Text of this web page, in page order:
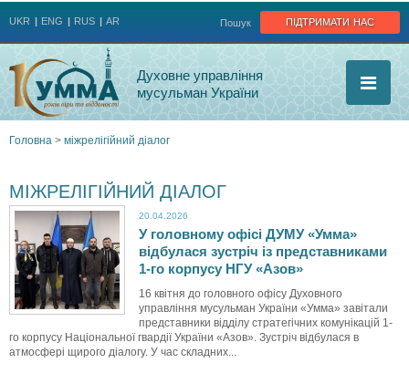
підтримати нас
Пошук
UKR ENG RUS AR
Духовне управління
мусульман України
є
тут
Головна > міжрелігійний діалог
МІЖРЕЛІГІЙНИЙ ДІАЛОГ
20.04.2026
У головному офісі ДУМУ «Умма»
відбулася зустріч із представниками
1-го корпусу НГУ «Азов»
16 квітня до головного офісу Духовного
управління мусульман України «Умма» завітали
представники відділу стратегічних комунікацій 1-
го корпусу Національної гвардії України «Азов». Зустріч відбулася в
атмосфері щирого діалогу. У час складних...